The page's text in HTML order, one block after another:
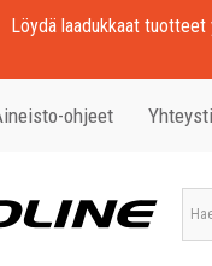
Löydä laadukkaat tuotteet
ohjeet